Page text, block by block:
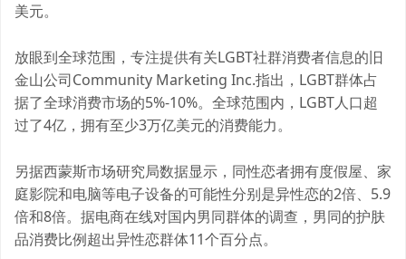
美元。
放眼到全球范围，专注提供有关LGBT社群消费者信息的旧
金山公司Community Marketing Inc.指出，LGBT群体占
据了全球消费市场的5%-10%。全球范围内，LGBT人口超
过了4亿，拥有至少3万亿美元的消费能力。
另据西蒙斯市场研究局数据显示，同性恋者拥有度假屋、家
庭影院和电脑等电子设备的可能性分别是异性恋的2倍、5.9
倍和8倍。据电商在线对国内男同群体的调查，男同的护肤
品消费比例超出异性恋群体11个百分点。